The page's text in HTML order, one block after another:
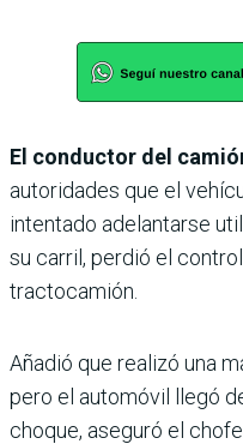
El conductor del
autoridades que el
intentado adelantarse
su carril, perdió el
tractocamión.
Añadió que realizó una
pero el automóvil llegó
choque, aseguró el